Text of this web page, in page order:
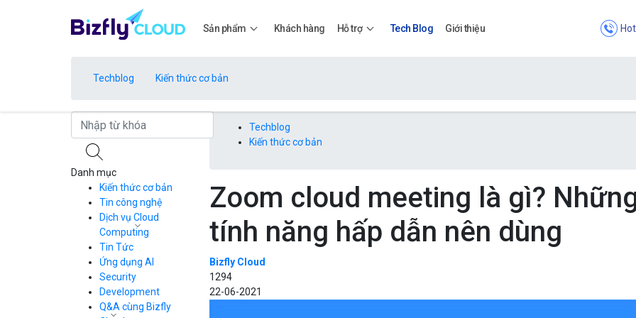
Sản phẩm
Bảng giá Apps
Bảng giá
Khách hàng Hỗ trợ Tech Blog Giới thiệu
Techblog Kiến thức cơ bản
Techblog
Kiến thức cơ bản
Zoom cloud meeting là gì?
tính năng hấp dẫn nên dùng
Bizfly Cloud
1294
22-06-2021
Danh mục
Kiến thức cơ bản
Tin công nghệ
Dịch vụ Cloud
Computing
Cloud Server
CDN
Load Balancer
Auto Scaling
Container Registry
Tin Tức
Ứng dụng AI
Security
Development
Q&A cùng Bizfly